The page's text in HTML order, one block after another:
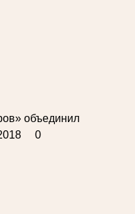
объединил
0